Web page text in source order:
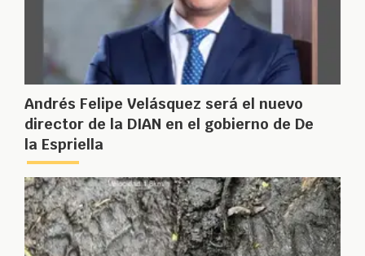
Andrés Felipe Velásquez será el nuevo
director de la DIAN en el gobierno de De
la Espriella